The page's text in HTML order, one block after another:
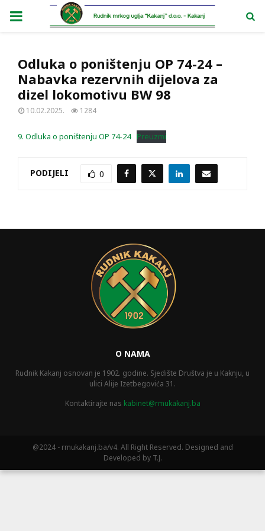
PRIMARY
Odluka o poništenju OP 74-24 –
Nabavka rezervnih dijelova za
dizel lokomotivu BW 98
10.02.2025. 1284
9. Odluka o poništenju OP 74-24 Preuzmi
PODIJELI 0
O NAMA
Rudnik Kakanj osnovan je 1902. godine. Sjedište Društva je u Kaknju, u
ulici Alije Izetbegovića 31.
Kontaktirajte nas kabinet@rmukakanj.ba
@2024 - rmukakanj.ba/v4. All Right Reserved. Designed and
Developed by T.J.